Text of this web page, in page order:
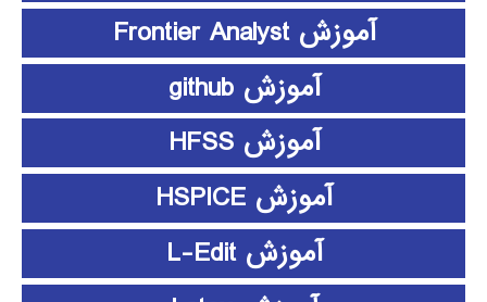
آموزش Frontier Analyst
آموزش github
آموزش HFSS
آموزش HSPICE
آموزش L-Edit